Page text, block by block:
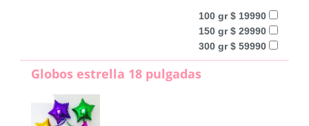
100 gr $ 19990
150 gr $ 29990
300 gr $ 59990
Globos estrella 18 pulgadas